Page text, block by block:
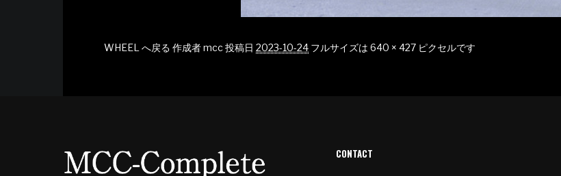
WHEEL へ戻る 作成者mcc投稿日 2023-10-24 フルサイズは 640 × 427 ピクセルです
CONTACT